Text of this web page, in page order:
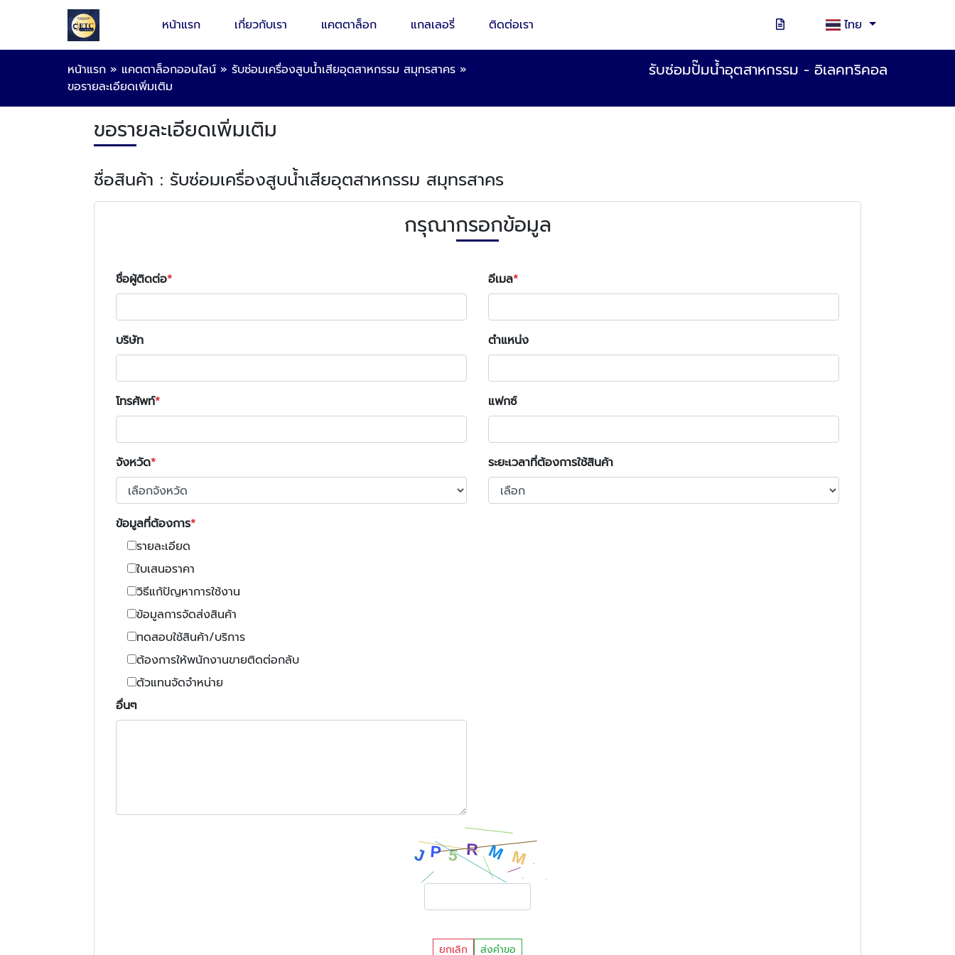
หน้าแรก เกี่ยวกับเรา แคตตาล็อก แกลเลอรี่ ติดต่อเรา ไทย
หน้าแรก » แคตตาล็อกออนไลน์ » รับซ่อมเครื่องสูบน้ำเสียอุตสาหกรรม สมุทรสาคร »
ขอรายละเอียดเพิ่มเติม
รับซ่อมปั๊มน้ำอุตสาหกรรม - อิเลคทริคอล
ขอรายละเอียดเพิ่มเติม
ชื่อสินค้า : รับซ่อมเครื่องสูบน้ำเสียอุตสาหกรรม สมุทรสาคร
กรุณากรอกข้อมูล
ชื่อผู้ติดต่อ อีเมล
บริษัท ตำแหน่ง
โทรศัพท์ แฟกซ์
จังหวัด ระยะเวลาที่ต้องการใช้สินค้า
ข้อมูลที่ต้องการ
รายละเอียด
ใบเสนอราคา
วิธีแก้ปัญหาการใช้งาน
ข้อมูลการจัดส่งสินค้า
ทดสอบใช้สินค้า/บริการ
ต้องการให้พนักงานขายติดต่อกลับ
ตัวแทนจัดจำหน่าย
อื่นๆ
ยกเลิก ส่งคำขอ